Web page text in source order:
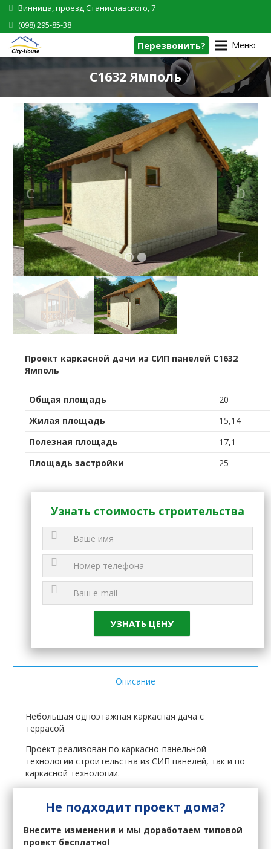
Винница, проезд Станиславского, 7
(098) 295-85-38
Перезвонить? Меню
C1632 Ямполь
1 2
Проект каркасной дачи из СИП панелей C1632
Ямполь
Общая площадь
20
Жилая площадь
15,14
Полезная площадь
17,1
Площадь застройки
25
Узнать стоимость строительства
Описание
Небольшая одноэтажная каркасная дача с
террасой.
Проект реализован по каркасно-панельной
технологии строительства из СИП панелей, так и по
каркасной технологии.
Не подходит проект дома?
Внесите изменения и мы доработаем типовой
проект бесплатно!